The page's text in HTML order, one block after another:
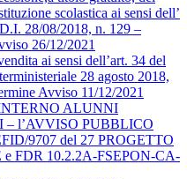
scolastica ai sensi dell’
28/08/2018, n. 129 –
26/12/2021
ai sensi dell’art. 34 del
28 agosto 2018,
Avviso 11/12/2021
ALUNNI
– l’AVVISO PUBBLICO
9707 del 27 PROGETTO
e FDR 10.2.2A-FSEPON-CA-